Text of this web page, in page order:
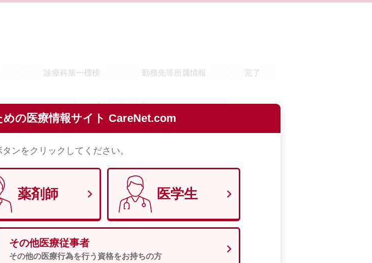
めの医療情報サイト CareNet.com
ンをクリックしてください。
薬剤師 医学生
その他医療従事者
その他の医療行為を行う資格をお持ちの方
診療科第一標榜 勤務先等 所属情報 完了
名
てください。
メイ
で入力してください。
で入力してください。 （例）1970年1月29日 → 19700129
女性